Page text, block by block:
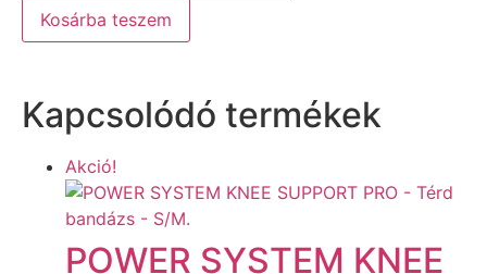
Kosárba teszem
Kapcsolódó termékek
Akció!
POWER SYSTEM KNEE